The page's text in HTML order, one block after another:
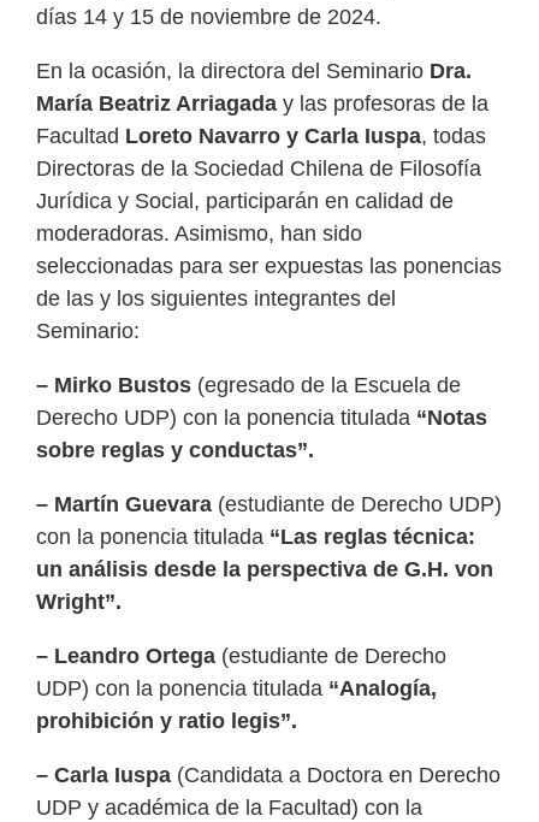
días 14 y 15 de noviembre de 2024.
En la ocasión, la directora del Seminario Dra.
María Beatriz Arriagada y las profesoras de la
Facultad Loreto Navarro y Carla Iuspa, todas
Directoras de la Sociedad Chilena de Filosofía
Jurídica y Social, participarán en calidad de
moderadoras. Asimismo, han sido
seleccionadas para ser expuestas las ponencias
de las y los siguientes integrantes del
Seminario:
– Mirko Bustos (egresado de la Escuela de
Derecho UDP) con la ponencia titulada “Notas
sobre reglas y conductas”.
– Martín Guevara (estudiante de Derecho UDP)
con la ponencia titulada “Las reglas técnica:
un análisis desde la perspectiva de G.H. von
Wright”.
– Leandro Ortega (estudiante de Derecho
UDP) con la ponencia titulada “Analogía,
prohibición y ratio legis”.
– Carla Iuspa (Candidata a Doctora en Derecho
UDP y académica de la Facultad) con la